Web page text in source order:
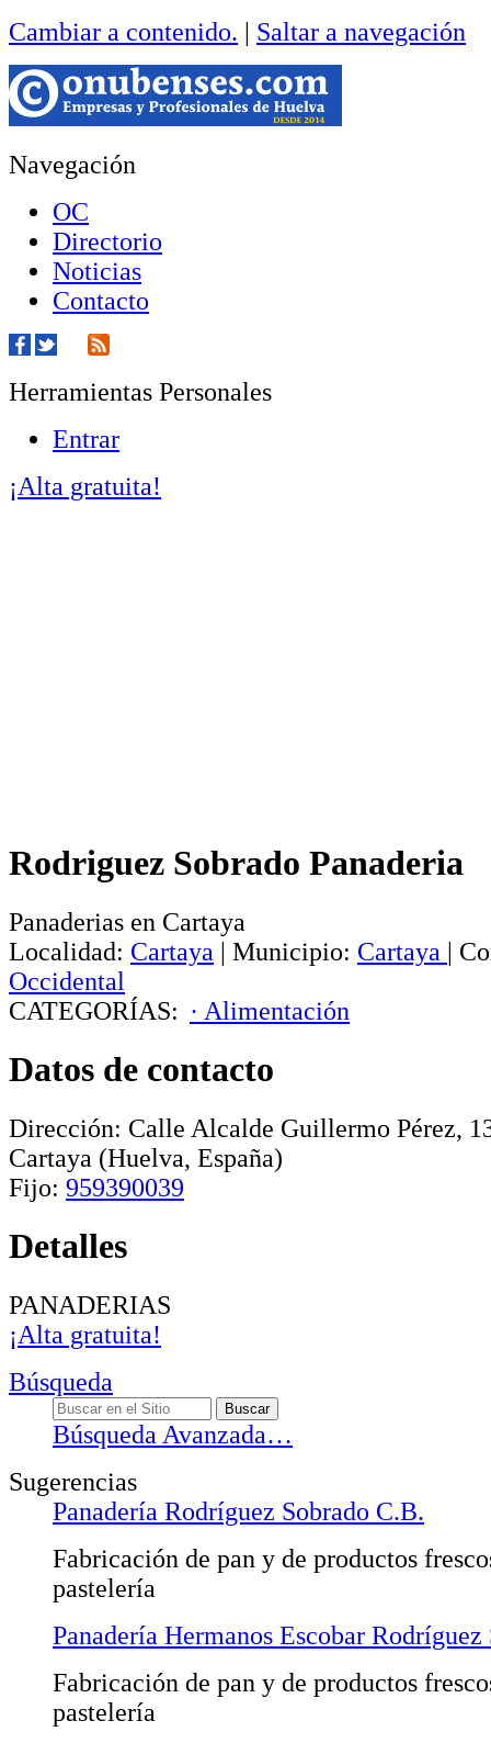
Cambiar a contenido. | Saltar a navegación
Navegación
OC
Directorio
Noticias
Contacto
Herramientas Personales
Entrar
¡Alta gratuita!
Rodriguez Sobrado Panaderia
Panaderias en Cartaya
Localidad: Cartaya | Municipio: Cartaya |
Occidental
CATEGORÍAS: · Alimentación
Datos de contacto
Dirección: Calle Alcalde Guillermo Pérez,
Cartaya (Huelva, España)
Fijo: 959390039
Detalles
PANADERIAS
¡Alta gratuita!
Búsqueda
Búsqueda Avanzada…
Sugerencias
Panadería Rodríguez Sobrado C.B.
Fabricación de pan y de productos
pastelería
Panadería Hermanos Escobar
Fabricación de pan y de productos
pastelería